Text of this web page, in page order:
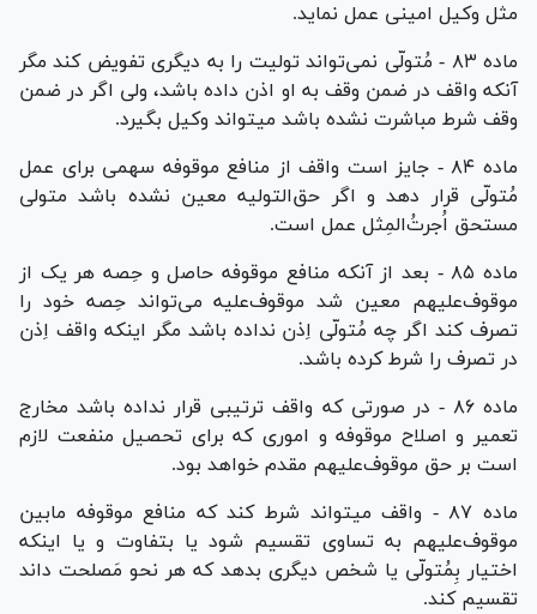
مثل وکیل امینی عمل نماید.
ماده ۸۳ - مُتولّی نمی‌تواند تولیت را به دیگری تفویض کند مگر
آنکه واقف در ضمن وقف به او اذن داده باشد، ولی اگر در ضمن
وقف شرط مباشرت نشده باشد میتواند وکیل بگیرد.
ماده ۸۴ - جایز است واقف از منافع موقوفه سهمی برای عمل
مُتولّی قرار دهد و اگر حق‌التولیه معین نشده باشد متولی
مستحق اُجرت‌ُالمِثل عمل است.
ماده ۸۵ - بعد از آنکه منافع موقوفه حاصل و حِصه هر یک از
موقوف‌علیهم معین شد موقوف‌علیه می‌تواند حِصه خود را
تصرف کند اگر چه مُتولّی اِذن نداده باشد مگر اینکه واقف اِذن
در تصرف را شرط کرده باشد.
ماده ۸۶ - در صورتی که واقف ترتیبی قرار نداده باشد مخارج
تعمیر و اصلاح موقوفه و اموری که برای تحصیل منفعت لازم
است بر حق موقوف‌علیهم مقدم خواهد بود.
ماده ۸۷ - واقف میتواند شرط کند که منافع موقوفه مابین
موقوف‌علیهم به تساوی تقسیم شود یا بتفاوت و یا اینکه
اختیار بِمُتولّی یا شخص دیگری بدهد که هر نحو مَصلحت داند
تقسیم کند.